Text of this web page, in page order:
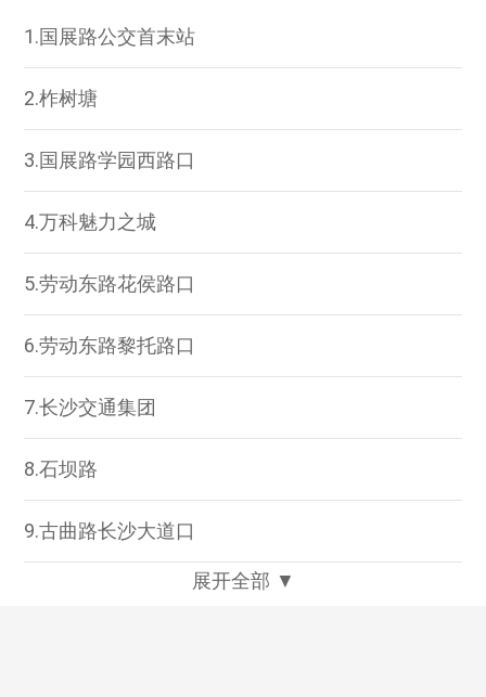
1.国展路公交首末站
2.柞树塘
3.国展路学园西路口
4.万科魅力之城
5.劳动东路花侯路口
6.劳动东路黎托路口
7.长沙交通集团
8.石坝路
9.古曲路长沙大道口
展开全部 ▼